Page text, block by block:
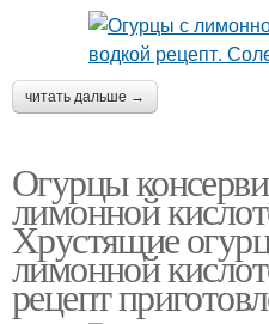
читать дальше →
Огурцы
лимонной
Хрустящие
лимонной
рецепт